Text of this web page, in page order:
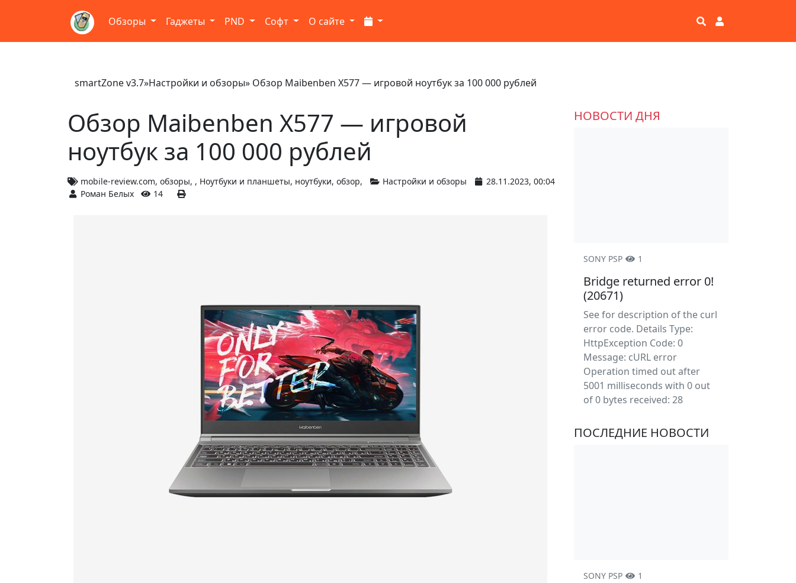
Обзоры Гаджеты PND Софт О сайте
smartZone v3.7»Настройки и обзоры» Обзор Maibenben X577 — игровой ноутбук за 100 000 рублей
Обзор Maibenben X577 — игровой
ноутбук за 100 000 рублей
mobile-review.com, обзоры, , Ноутбуки и планшеты, ноутбуки, обзор, Настройки и обзоры
28.11.2023, 00:04
Роман Белых
14
НОВОСТИ ДНЯ
SONY PSP 1
Bridge returned error 0!
(20671)
See for description of the curl
error code. Details Type:
HttpException Code: 0
Message: cURL error
Operation timed out after
5001 milliseconds with 0 out
of 0 bytes received: 28
ПОСЛЕДНИЕ НОВОСТИ
SONY PSP 1